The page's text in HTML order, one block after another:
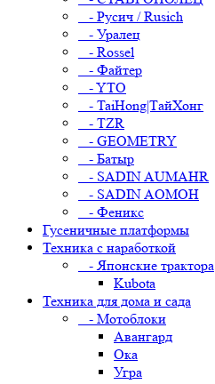
- Русич / Rusich
- Уралец
- Rossel
- Файтер
- YTO
- TaiHong|ТайХонг
- TZR
- GEOMETRY
- Батыр
- SADIN AUMAHR
- SADIN AOMOH
- Феникс
Гусеничные платформы
Техника с наработкой
- Японские трактора
Kubota
Техника для дома и сада
- Мотоблоки
Авангард
Ока
Угра